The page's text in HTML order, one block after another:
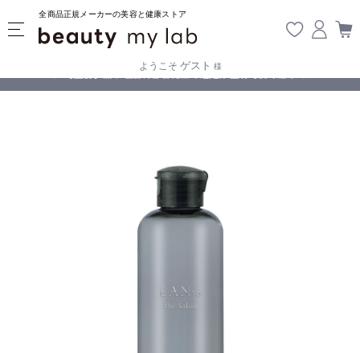
全商品正規メーカーの美容と健康ストア
ようこそ ゲスト 様
【重要】熊本地震の影響により遅延が生じております